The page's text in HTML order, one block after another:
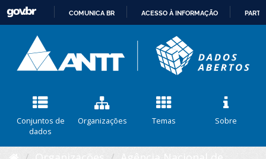
CONTEÚDO
COMUNICA BR ACESSO À INFORMAÇÃO
Conjuntos de
dados
Organizações Temas Sobre